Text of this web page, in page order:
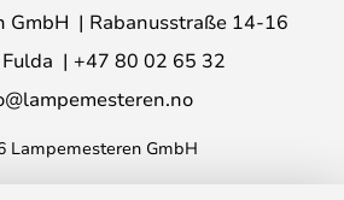
GmbH
Rabanusstraße 14-16
+47 80 02 65 32
Lampemesteren GmbH